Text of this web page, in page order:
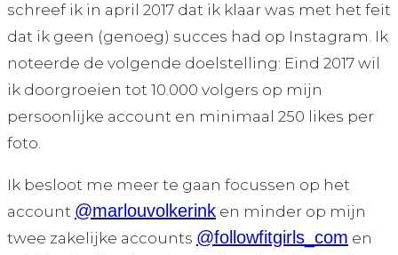
schreef ik in april 2017 dat ik klaar was met het feit
dat ik geen (genoeg) succes had op Instagram. Ik
noteerde de volgende doelstelling: Eind 2017 wil
ik doorgroeien tot 10.000 volgers op mijn
persoonlijke account en minimaal 250 likes per
foto.
Ik besloot me meer te gaan focussen op het
account @marlouvolkerink en minder op mijn
twee zakelijke accounts @followfitgirls_com en